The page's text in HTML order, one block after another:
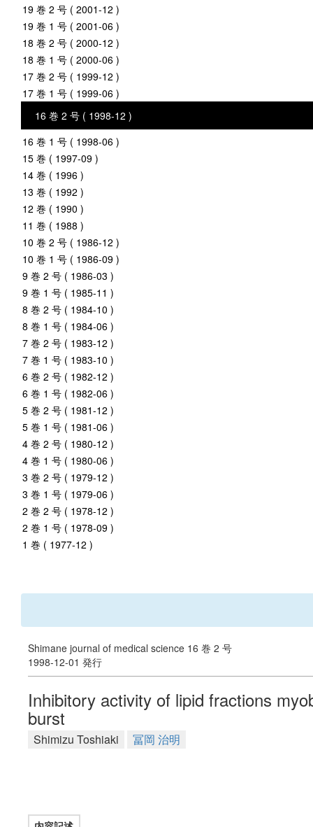
19 巻 2 号 ( 2001-12 )
19 巻 1 号 ( 2001-06 )
18 巻 2 号 ( 2000-12 )
18 巻 1 号 ( 2000-06 )
17 巻 2 号 ( 1999-12 )
17 巻 1 号 ( 1999-06 )
16 巻 2 号 ( 1998-12 )
16 巻 1 号 ( 1998-06 )
15 巻 ( 1997-09 )
14 巻 ( 1996 )
13 巻 ( 1992 )
12 巻 ( 1990 )
11 巻 ( 1988 )
10 巻 2 号 ( 1986-12 )
10 巻 1 号 ( 1986-09 )
9 巻 2 号 ( 1986-03 )
9 巻 1 号 ( 1985-11 )
8 巻 2 号 ( 1984-10 )
8 巻 1 号 ( 1984-06 )
7 巻 2 号 ( 1983-12 )
7 巻 1 号 ( 1983-10 )
6 巻 2 号 ( 1982-12 )
6 巻 1 号 ( 1982-06 )
5 巻 2 号 ( 1981-12 )
5 巻 1 号 ( 1981-06 )
4 巻 2 号 ( 1980-12 )
4 巻 1 号 ( 1980-06 )
3 巻 2 号 ( 1979-12 )
3 巻 1 号 ( 1979-06 )
2 巻 2 号 ( 1978-12 )
2 巻 1 号 ( 1978-09 )
1 巻 ( 1977-12 )
Shimane journal of medical science 16 巻 2 号
1998-12-01 発行
Inhibitory activity of lipid fractions
burst
Shimizu Toshiaki 冨岡 治明